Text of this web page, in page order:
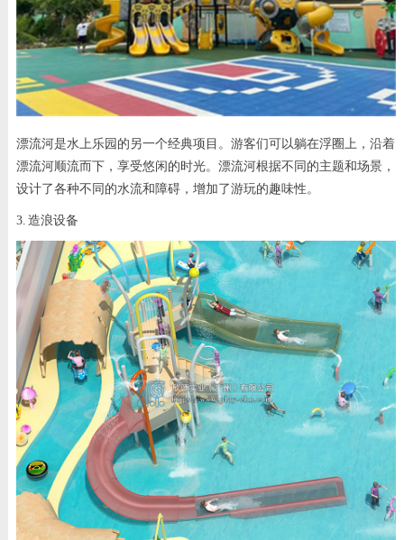
漂流河是水上乐园的另一个经典项目。游客们可以躺在浮圈上，沿着
漂流河顺流而下，享受悠闲的时光。漂流河根据不同的主题和场景，
设计了各种不同的水流和障碍，增加了游玩的趣味性。
3. 造浪设备